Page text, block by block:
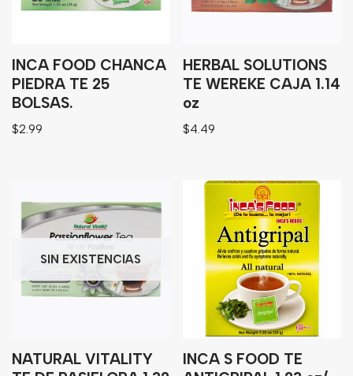
INCA FOOD CHANCA
PIEDRA TE 25
BOLSAS.
$2.99
HERBAL SOLUTIONS
TE WEREKE CAJA 1.14
oz
$4.49
SIN EXISTENCIAS
NATURAL VITALITY
INCA S FOOD TE